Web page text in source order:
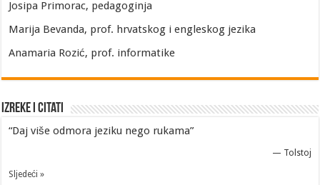
Josipa Primorac, pedagoginja
Marija Bevanda, prof. hrvatskog i engleskog jezika
Anamaria Rozić, prof. informatike
Izreke i Citati
“Daj više odmora jeziku nego rukama”
— Tolstoj
Sljedeći »